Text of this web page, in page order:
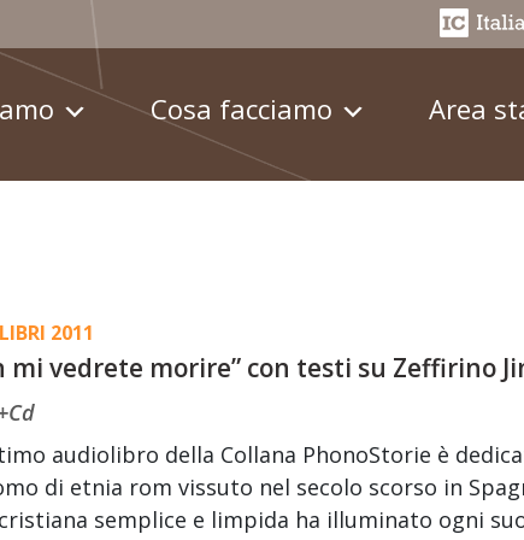
Cosa facciamo Area
LIBRI 2011
mi vedrete morire” con testi su Zeffirino
audiolibro della Collana PhonoStorie è
di etnia rom vissuto nel secolo scorso in
semplice e limpida ha illuminato ogni